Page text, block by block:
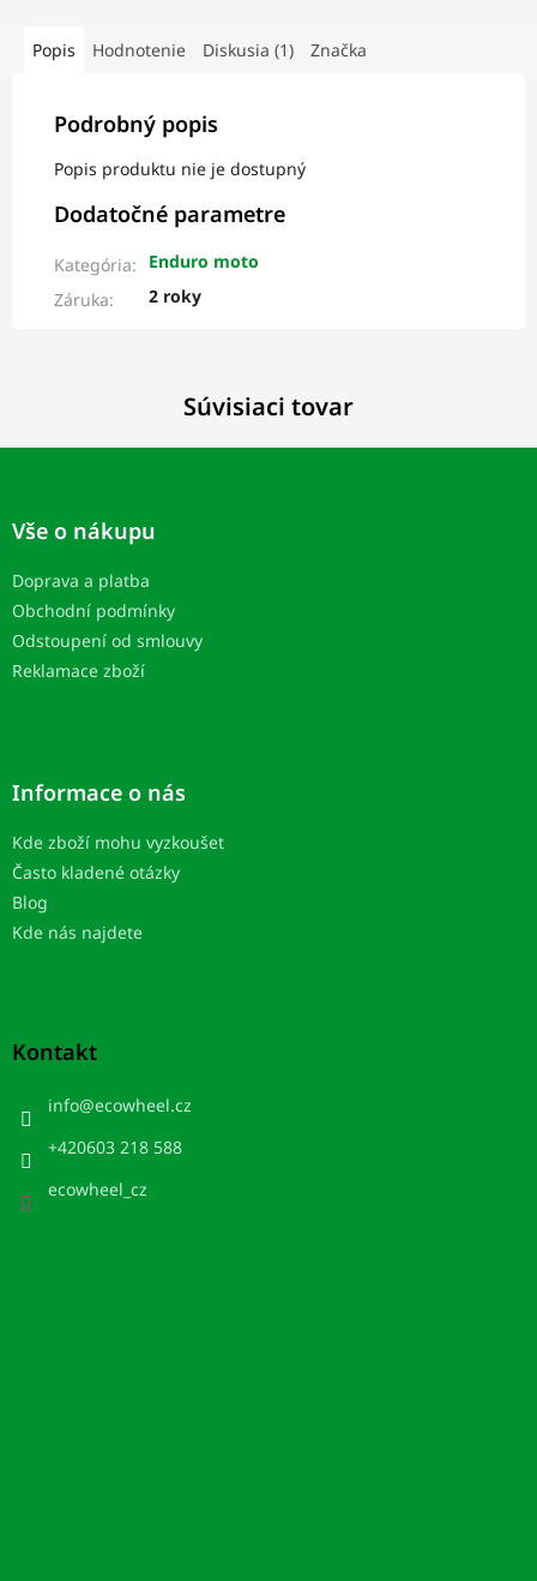
Súvisiaci tovar
Popis Hodnotenie Diskusia (1) Značka
Podrobný popis
Popis produktu nie je dostupný
Dodatočné parametre
Kategória:
Enduro moto
Záruka: 2 roky
Z
Vše o nákupu
Doprava a platba
Obchodní podmínky
Odstoupení od smlouvy
Reklamace zboží
Informace o nás
Kde zboží mohu vyzkoušet
Často kladené otázky
Blog
Kde nás najdete
Kontakt
info@ecowheel.cz
+420603 218 588
ecowheel_cz